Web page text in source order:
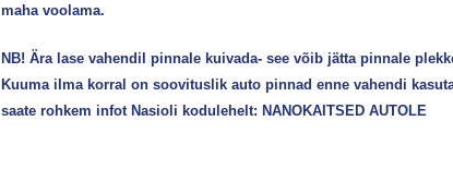
maha voolama.
NB! Ära lase vahendil pinnale kuivada- see võib jätta pinnale
Kuuma ilma korral on soovituslik auto pinnad enne vahendi
saate rohkem infot Nasioli kodulehelt: NANOKAITSED AUTOLE